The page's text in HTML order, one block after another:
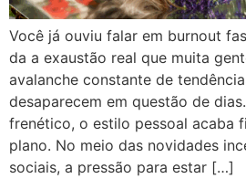
Você já ouviu falar em burnout
da a exaustão real que muita
avalanche constante de
desaparecem em questão de
frenético, o estilo pessoal acaba
plano. No meio das novidades
sociais, a pressão para estar […]